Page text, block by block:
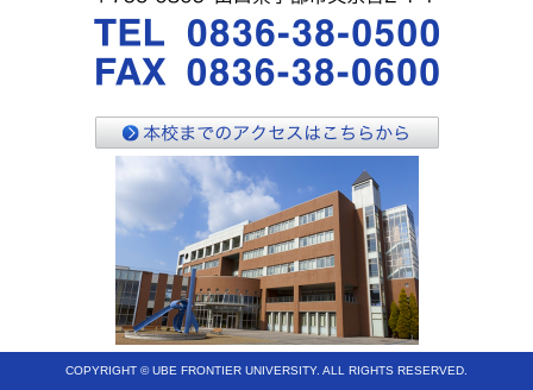
COPYRIGHT © UBE FRONTIER UNIVERSITY. ALL RIGHTS RESERVED.